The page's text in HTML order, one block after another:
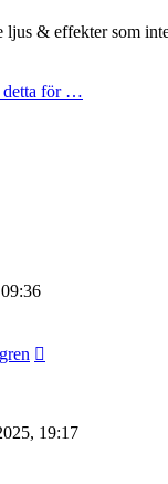
& effekter som
detta för …
19:17